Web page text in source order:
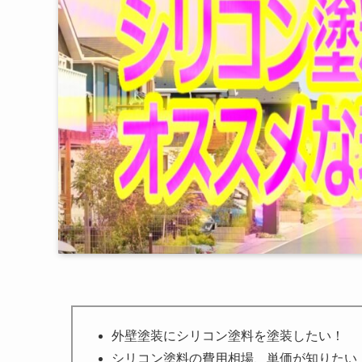
外壁塗装にシリコン塗料を塗装したい！
シリコン塗料の費用相場、単価が知りたい